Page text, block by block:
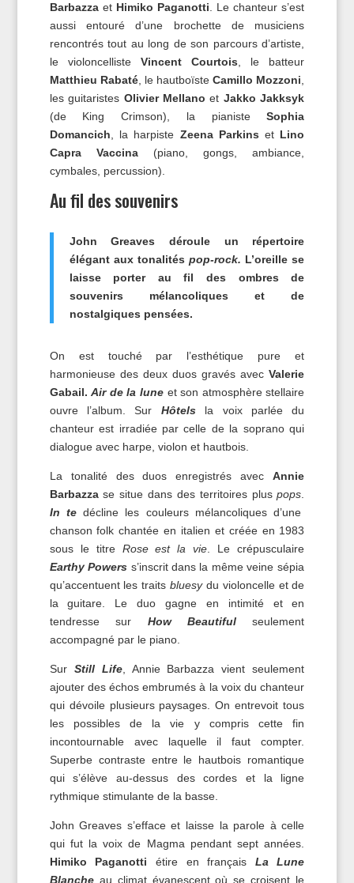
Barbazzaet Himiko Paganotti . Le chanteur s’est
aussi entouré d’une brochette de musiciens
rencontrés tout au long de son parcours d’artiste,
le violoncelliste Vincent Courtois , le batteur
Matthieu Rabaté, le hautboïsteCamillo Mozzoni
les guitaristes Olivier Mellano et Jakko Jakksyk
(de King Crimson), la pianisteSophia
Domancich , la harpiste Zeena Parkins et Lino
Capra Vaccina(piano, gongs, ambiance,
cymbales, percussion).
Au fil des souvenirs
John Greaves déroule un répertoire
élégant aux tonalitéspop-rock. L’oreille se
laisse porter au fil des ombres de
souvenirs mélancoliques et de
nostalgiques pensées.
On est touché par l’esthétique pure et
harmonieuse des deux duos gravés avecValerie
Gabail. Air de la lune et son atmosphère stellaire
ouvre l’album. Sur Hôtelsla voix parlée du
chanteur est irradiée par celle de la soprano qui
dialogue avec harpe, violon et hautbois.
La tonalité des duos enregistrés avecAnnie
Barbazzase situe dans des territoires pluspops
In te décline les couleurs mélancoliques d’une
chanson folk chantée en italien et créée en 1983
sous le titre Rose est la vie . Le crépusculaire
Earthy Powers s’inscrit dans la même veine sépia
qu’accentuent les traitsbluesydu violoncelle et de
la guitare. Le duo gagne en intimité et en
tendresse sur How Beautifulseulement
accompagné par le piano.
Sur Still Life, Annie Barbazza vient seulement
ajouter des échos embrumés à la voix du chanteur
qui dévoile plusieurs paysages. On entrevoit tous
les possibles de la vie y compris cette fin
incontournable avec laquelle il faut compter.
Superbe contraste entre le hautbois romantique
qui s’élève au-dessus des cordes et la ligne
rythmique stimulante de la basse.
John Greaves s’efface et laisse la parole à celle
qui fut la voix de Magma pendant sept années.
Himiko Paganotti étire en français La Lune
Blancheau climat évanescent où se croisent le